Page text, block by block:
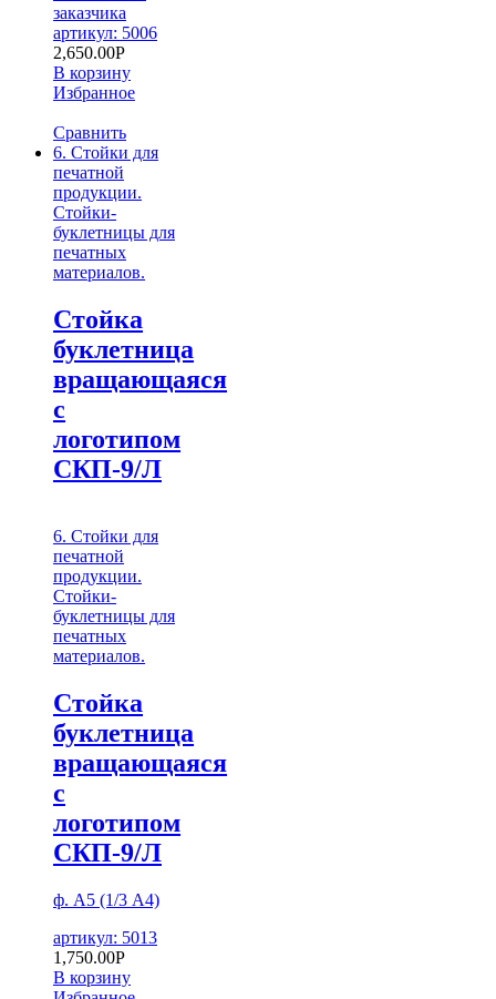
заказчика
артикул: 5006
2,650.00Р
В корзину
Избранное
Сравнить
6. Стойки для
печатной
продукции.
Стойки-
буклетницы для
печатных
материалов.
Стойка
буклетница
вращающаяся
с
логотипом
СКП-9/Л
6. Стойки для
печатной
продукции.
Стойки-
буклетницы для
печатных
материалов.
Стойка
буклетница
вращающаяся
с
логотипом
СКП-9/Л
ф. А5 (1/3 А4)
артикул: 5013
1,750.00Р
В корзину